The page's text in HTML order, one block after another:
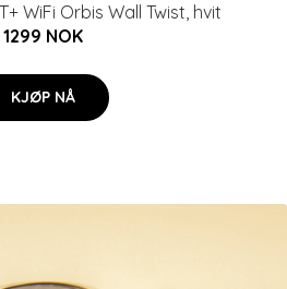
WiFi Orbis Wall Twist, hvit
1299 NOK
KJØP NÅ